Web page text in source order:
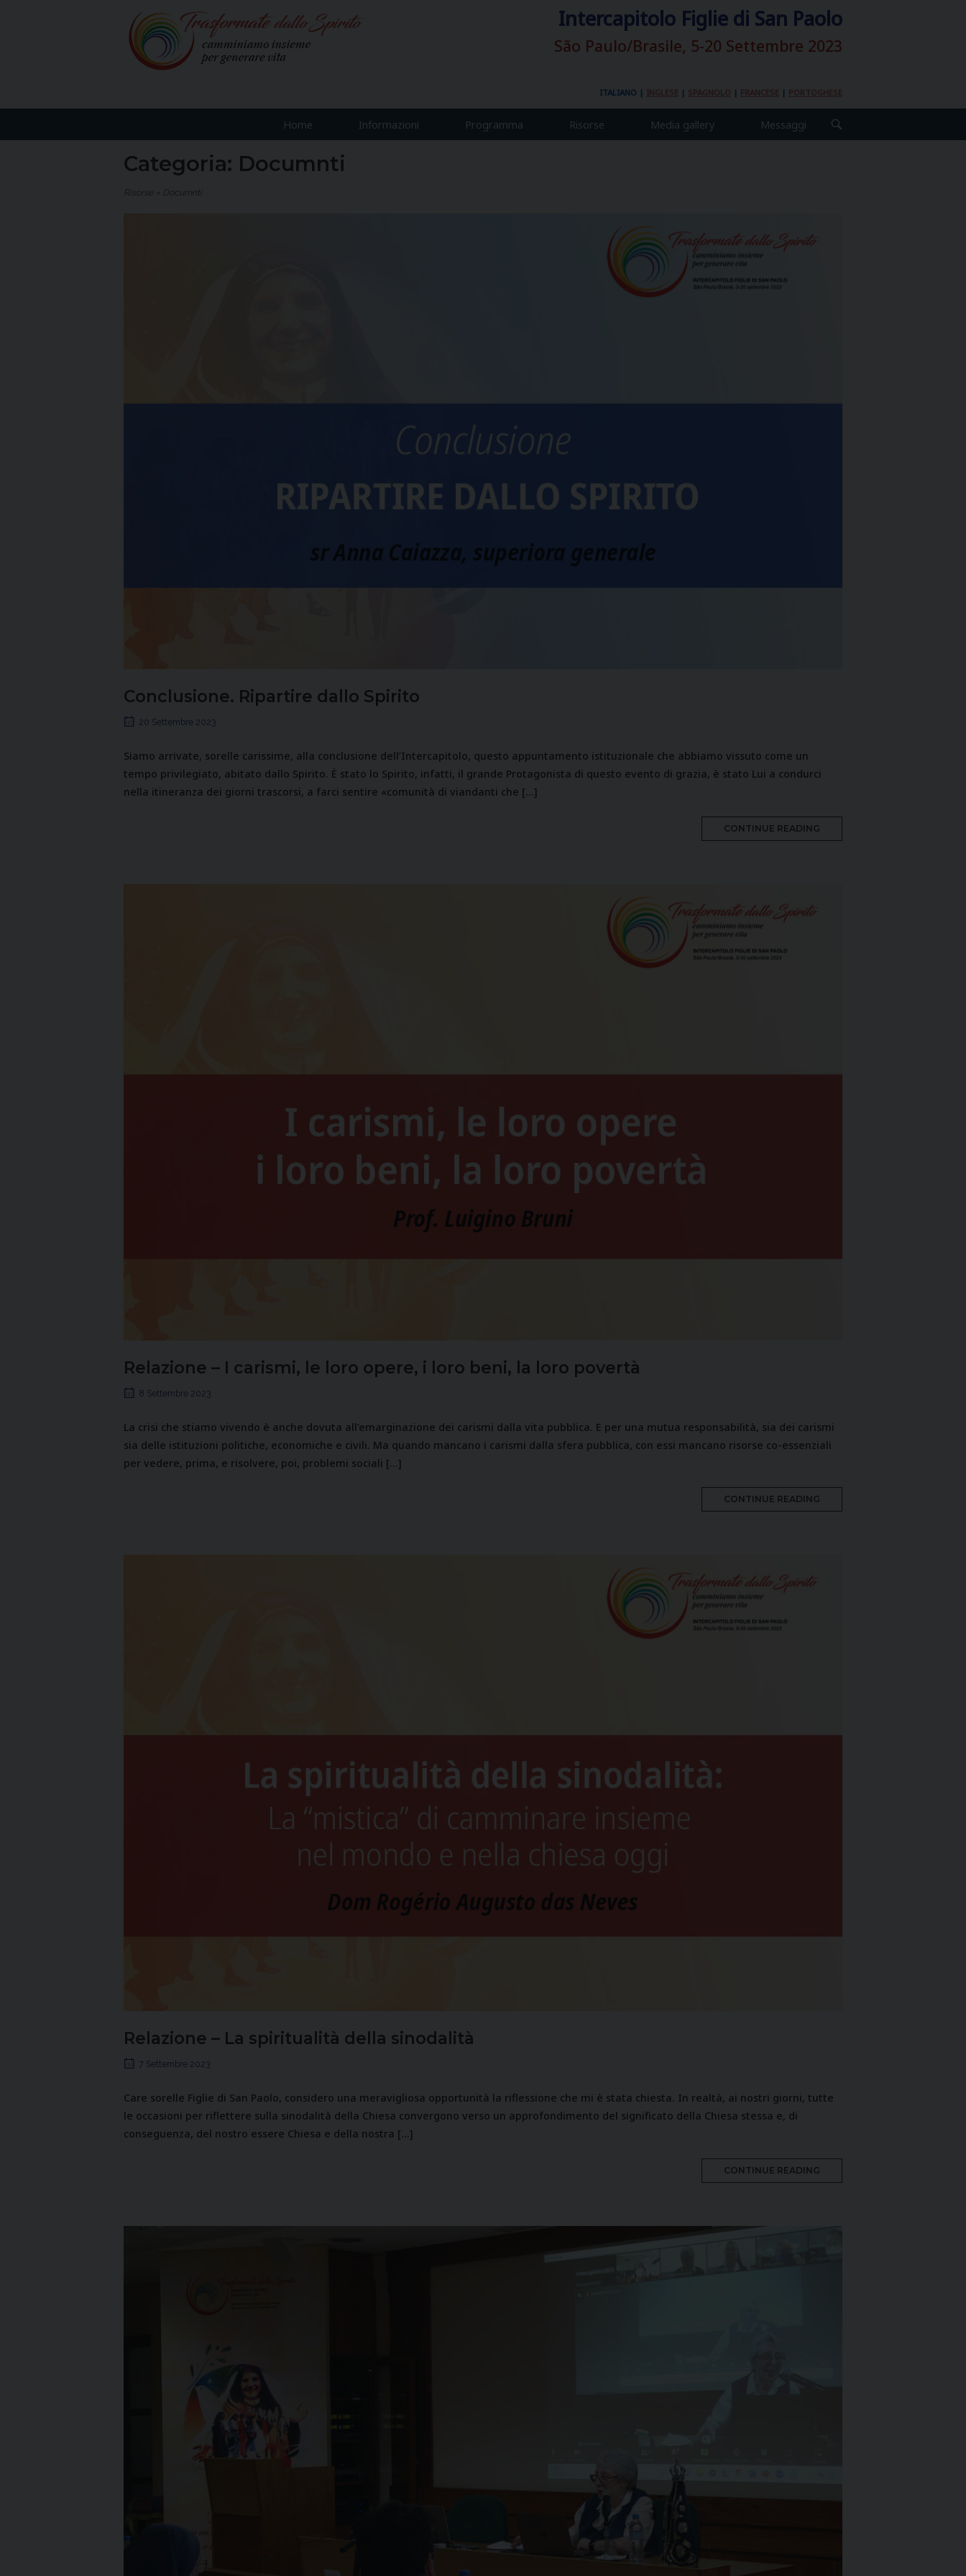
Intercapitolo Figlie di San Paolo
São Paulo/Brasile, 5-20 Settembre 2023
ITALIANO | INGLESE | SPAGNOLO | FRANCESE | PORTOGHESE
Home Informazioni Programma Risorse Media gallery Messaggi
OPEN
Categoria: Documnti
Risorse Documnti
Conclusione. Ripartire dallo Spirito
20 Settembre 2023
Siamo arrivate, sorelle carissime, alla conclusione dell’Intercapitolo, questo appuntamento istituzionale che abbiamo vissuto come un
tempo privilegiato, abitato dallo Spirito. È stato lo Spirito, infatti, il grande Protagonista di questo evento di grazia, è stato Lui a condurci
nella itineranza dei giorni trascorsi, a farci sentire «comunità di viandanti che […]
CONTINUE READING
Relazione – I carismi, le loro opere, i loro beni, la loro povertà
8 Settembre 2023
La crisi che stiamo vivendo è anche dovuta all’emarginazione dei carismi dalla vita pubblica. E per una mutua responsabilità, sia dei carismi
sia delle istituzioni politiche, economiche e civili. Ma quando mancano i carismi dalla sfera pubblica, con essi mancano risorse co-essenziali
per vedere, prima, e risolvere, poi, problemi sociali […]
CONTINUE READING
Relazione – La spiritualità della sinodalità
7 Settembre 2023
Care sorelle Figlie di San Paolo, considero una meravigliosa opportunità la riflessione che mi è stata chiesta. In realtà, ai nostri giorni, tutte
le occasioni per riflettere sulla sinodalità della Chiesa convergono verso un approfondimento del significato della Chiesa stessa e, di
conseguenza, del nostro essere Chiesa e della nostra […]
CONTINUE READING